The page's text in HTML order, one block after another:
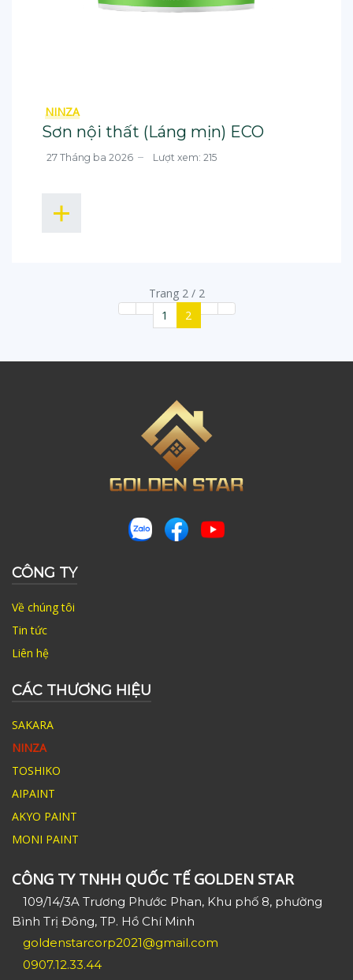
NINZA
Sơn nội thất (Láng mịn) ECO
27 Tháng ba 2026 Lượt xem: 215
1 2
Trang 2 / 2
CÔNG TY
Về chúng tôi
Tin tức
Liên hệ
CÁC THƯƠNG HIỆU
SAKARA
NINZA
TOSHIKO
AIPAINT
AKYO PAINT
MONI PAINT
CÔNG TY TNHH QUỐC TẾ GOLDEN STAR
109/14/3A Trương Phước Phan, Khu phố 8, phường
Bình Trị Đông, TP. Hồ Chí Minh
goldenstarcorp2021@gmail.com
0907.12.33.44